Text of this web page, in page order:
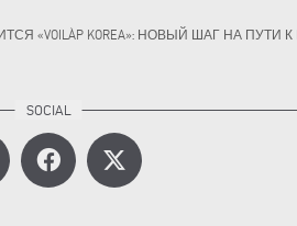
«VOILÀP KOREA»: НОВЫЙ ШАГ НА